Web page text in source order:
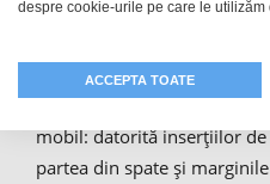
Husa tip hardcase este
mobil: datorită inserțiilor de
partea din spate și
despre cookie-urile pe care le
ACCEPTA TOATE